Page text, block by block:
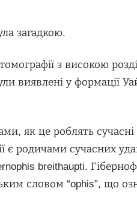
загадкою.
з високою
виявлені у формації
як це роблять сучасні
родичами сучасних
breithaupti.
словом “ophis”, що